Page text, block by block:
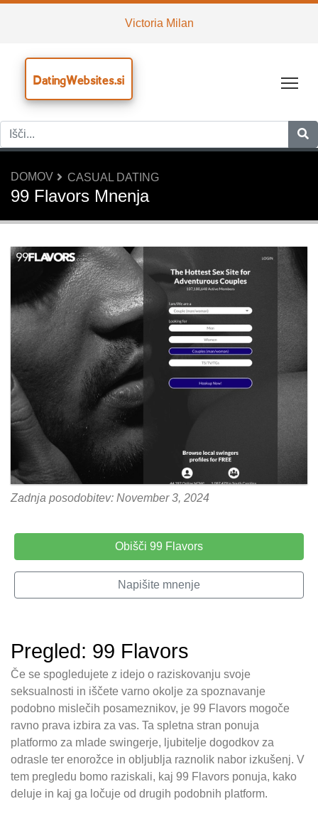
Victoria Milan
DatingWebsites.si
DOMOV CASUAL DATING
99 Flavors Mnenja
Zadnja posodobitev: November 3, 2024
Obišči 99 Flavors
Napišite mnenje
Pregled: 99 Flavors
Če se spogledujete z idejo o raziskovanju svoje
seksualnosti in iščete varno okolje za spoznavanje
podobno mislečih posameznikov, je 99 Flavors mogoče
ravno prava izbira za vas. Ta spletna stran ponuja
platformo za mlade swingerje, ljubitelje dogodkov za
odrasle ter enorožce in obljublja raznolik nabor izkušenj. V
tem pregledu bomo raziskali, kaj 99 Flavors ponuja, kako
deluje in kaj ga ločuje od drugih podobnih platform.